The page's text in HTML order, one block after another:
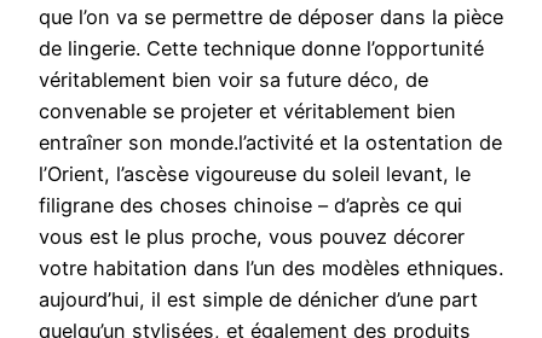
que l’on va se permettre de déposer dans la pièce
de lingerie. Cette technique donne l’opportunité
véritablement bien voir sa future déco, de
convenable se projeter et véritablement bien
entraîner son monde.l’activité et la ostentation de
l’Orient, l’ascèse vigoureuse du soleil levant, le
filigrane des choses chinoise – d’après ce qui
vous est le plus proche, vous pouvez décorer
votre habitation dans l’un des modèles ethniques.
aujourd’hui, il est simple de dénicher d’une part
quelqu’un stylisées, et également des produits